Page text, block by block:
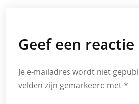
Geef een reactie
Je e-mailadres wordt niet
velden zijn gemarkeerd met *